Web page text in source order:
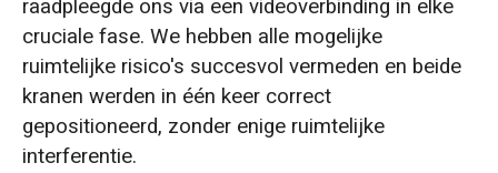
raadpleegde ons via een videoverbinding in elke
cruciale fase. We hebben alle mogelijke
ruimtelijke risico's succesvol vermeden en beide
kranen werden in één keer correct
gepositioneerd, zonder enige ruimtelijke
interferentie.